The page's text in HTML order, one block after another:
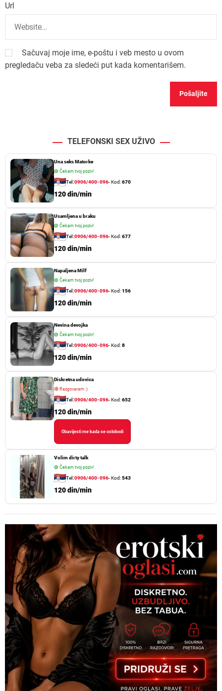
Url
Sačuvaj moje ime, e-poštu i veb mesto u ovom
pregledaču veba za sledeći put kada komentarišem.
TELEFONSKI SEX UŽIVO
Una seks Matorke
🟢 Čekam tvoj poziv!
Tel:0906/400-096- Kod:670
120 din/min
Usamljena u braku
🟢 Čekam tvoj poziv!
Tel:0906/400-096- Kod:677
120 din/min
Napaljena Milf
🟢 Čekam tvoj poziv!
Tel:0906/400-096- Kod:156
120 din/min
Nevina devojka
🟢 Čekam tvoj poziv!
Tel:0906/400-096- Kod:8
120 din/min
Diskretna udovica
🔴Razgovaram :)
Tel:0906/400-096- Kod:652
120 din/min
Obavijesti me kada se oslobodi
Volim dirty talk
🟢 Čekam tvoj poziv!
Tel:0906/400-096- Kod:543
120 din/min